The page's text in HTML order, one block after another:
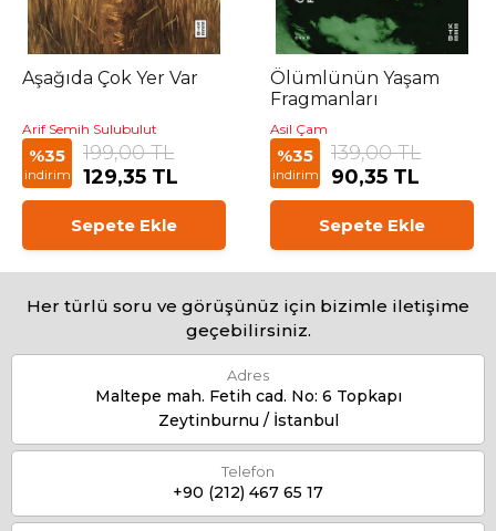
Aşağıda Çok Yer Var
Arif Semih Sulubulut
%35
indirim
199,00 TL
129,35 TL
Sepete Ekle
Ölümlünün Yaşam
Fragmanları
Asil Çam
%35
indirim
139,00 TL
90,35 TL
Sepete Ekle
Her türlü soru ve görüşünüz için bizimle iletişime
geçebilirsiniz.
Adres
Maltepe mah. Fetih cad. No: 6 Topkapı
Zeytinburnu / İstanbul
Telefon
+90 (212) 467 65 17